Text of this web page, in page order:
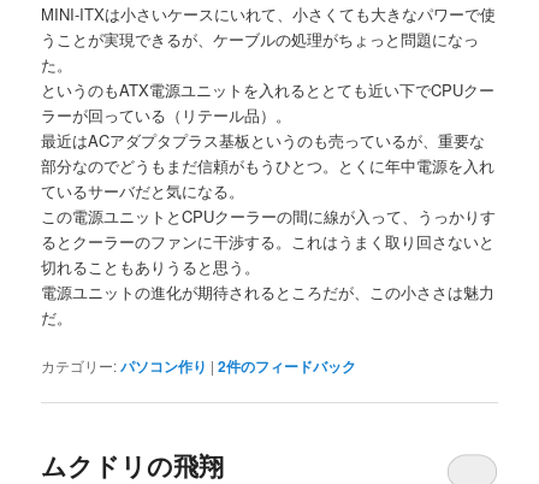
MINI-ITXは小さいケースにいれて、小さくても大きなパワーで使
うことが実現できるが、ケーブルの処理がちょっと問題になっ
た。
というのもATX電源ユニットを入れるととても近い下でCPUクー
ラーが回っている（リテール品）。
最近はACアダプタプラス基板というのも売っているが、重要な
部分なのでどうもまだ信頼がもうひとつ。とくに年中電源を入れ
ているサーバだと気になる。
この電源ユニットとCPUクーラーの間に線が入って、うっかりす
るとクーラーのファンに干渉する。これはうまく取り回さないと
切れることもありうると思う。
電源ユニットの進化が期待されるところだが、この小ささは魅力
だ。
カテゴリー:パソコン作り |2件のフィードバック
ムクドリの飛翔